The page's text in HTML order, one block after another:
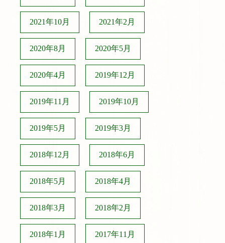
2021年10月 2021年2月
2020年8月 2020年5月
2020年4月 2019年12月
2019年11月 2019年10月
2019年5月 2019年3月
2018年12月 2018年6月
2018年5月 2018年4月
2018年3月 2018年2月
2018年1月 2017年11月